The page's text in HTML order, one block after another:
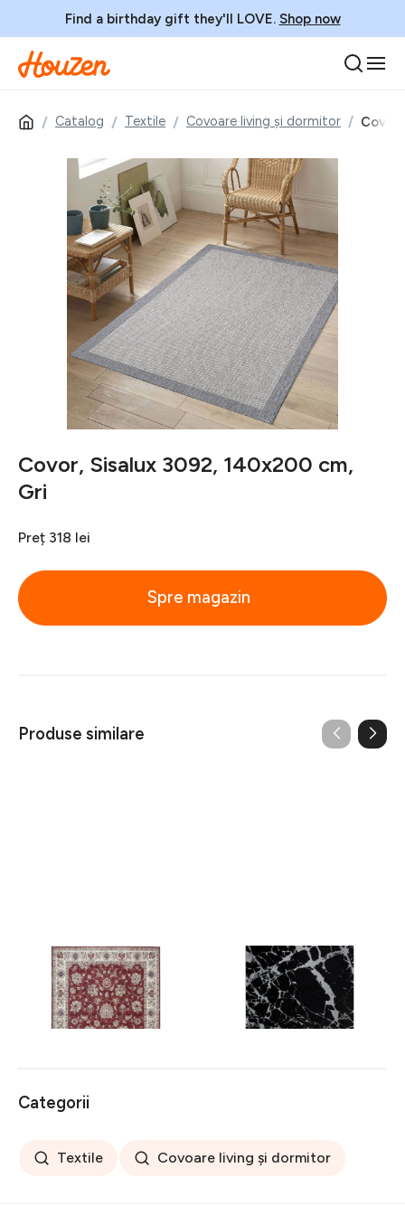
Find a birthday gift they'll LOVE. Shop now
Catalog Textile Covoare living și dormitor
Covor, Sisalux 3092, 140x200 cm,
Gri
Preț 318 lei
Spre magazin
Produse similare
Covor rezistent Eko, ALT
05 - Red, Ivory, 100%
poliester, 80 x 150 cm
256 lei
Covor rezistent SM 21 -
Black, Silver XW, 80x300
441 lei
Categorii
Textile Covoare living și dormitor